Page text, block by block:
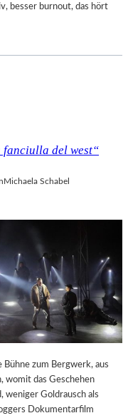
besser burnout, das hört
fanciulla del west“
Michaela Schabel
zum Bergwerk, aus
womit das Geschehen
Goldrausch als
Dokumentarfilm